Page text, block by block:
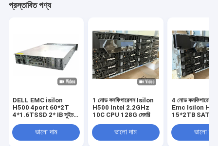
প্রস্তাবিত পণ্য
DELL EMC isilon
H500 4port 60*2T
4*1.6TSSD 2* IB সুইচ
ভালো দাম
1 নোড কনফিগারেশন Isilon
H500 Intel 2.2GHz
10C CPU 128G মেমরি
ভালো দাম
4 নোড
Emc Isilon
15*2TB SATA
ভালো দাম